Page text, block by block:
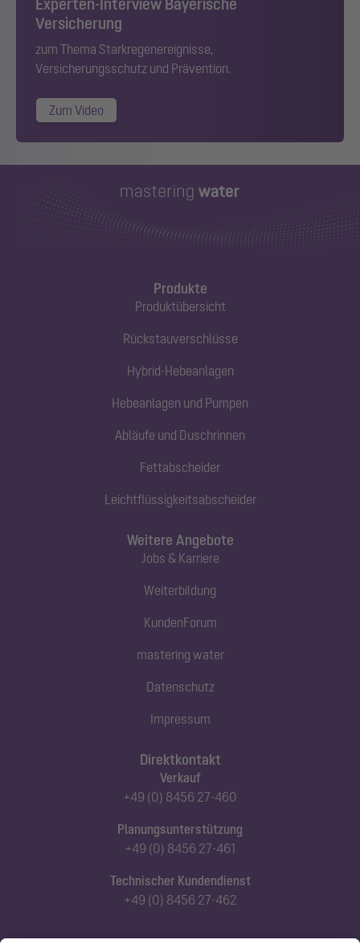
Versicherung
zum Thema Starkregenereignisse,
Versicherungsschutz und Prävention.
Zum Video
Produkte
Produktübersicht
Rückstauverschlüsse
Hybrid-Hebeanlagen
Hebeanlagen und Pumpen
Abläufe und Duschrinnen
Fettabscheider
Leichtflüssigkeitsabscheider
Direktkontakt
Verkauf
+49 (0) 8456 27-460
Planungsunterstützung
+49 (0) 8456 27-461
Technischer Kundendienst
+49 (0) 8456 27-462
Weitere Angebote
Jobs & Karriere
Weiterbildung
KundenForum
mastering water
Datenschutz
Impressum